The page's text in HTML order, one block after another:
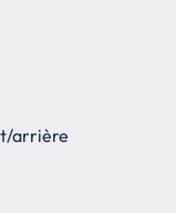
arrière